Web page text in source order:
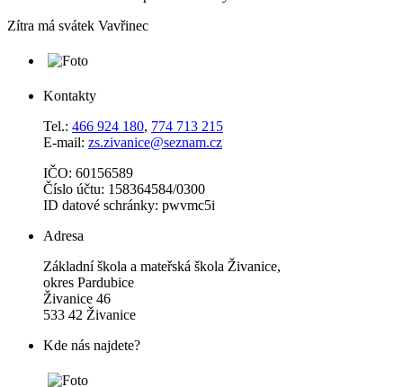
Zítra má svátek Vavřinec
Kontakty
Tel.: 466 924 180, 774 713 215
E-mail: zs.zivanice@seznam.cz
IČO: 60156589
Číslo účtu: 158364584/0300
ID datové schránky: pwvmc5i
Adresa
Základní škola a mateřská škola Živanice,
okres Pardubice
Živanice 46
533 42 Živanice
Kde nás najdete?